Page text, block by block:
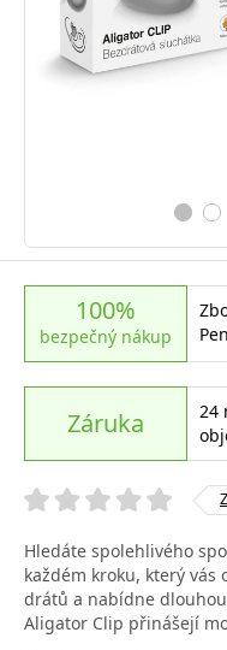
100%
bezpečný nákup
Záruka
24
Hledáte spolehlivého
každém kroku, který vás
drátů a nabídne
Aligator Clip přinášejí